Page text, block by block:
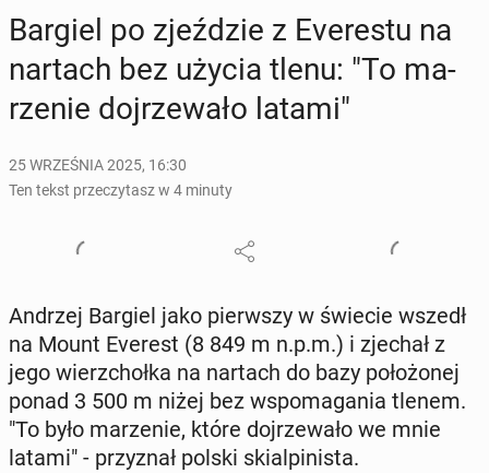
Bargiel po zjeź­dzie z Eve­re­stu na
nartach bez użycia tlenu: "To ma­
rze­nie doj­rze­wa­ło latami"
25 WRZEŚNIA 2025, 16:30
Ten tekst przeczytasz w 4 minuty
Andrzej Bargiel jako pierw­szy w świecie wszedł
na Mount Everest (8 849 m n.p.m.) i zjechał z
jego wierz­choł­ka na nartach do bazy po­ło­żo­nej
ponad 3 500 m niżej bez wspo­ma­ga­nia tlenem.
"To było ma­rze­nie, które doj­rze­wa­ło we mnie
latami" - przy­znał polski skial­pi­ni­sta.